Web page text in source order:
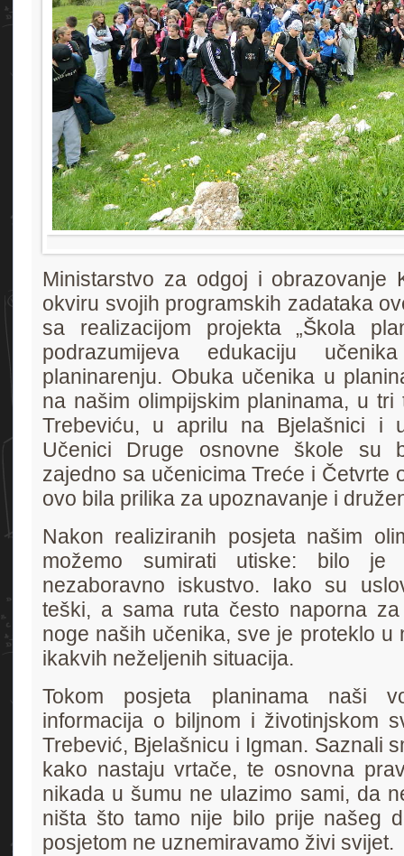
Ministarstvo za odgoj i obrazovanje
okviru svojih programskih zadataka
sa realizacijom projekta „Škola
podrazumijeva edukaciju
planinarenju. Obuka učenika u
na našim olimpijskim planinama, u
Trebeviću, u aprilu na Bjelašnici i
Učenici Druge osnovne škole su
zajedno sa učenicima Treće i Četvrte
ovo bila prilika za upoznavanje i
Nakon realiziranih posjeta našim
možemo sumirati utiske: bilo
nezaboravno iskustvo. Iako su
teški, a sama ruta često naporna
noge naših učenika, sve je proteklo u
ikakvih neželjenih situacija.
Tokom posjeta planinama naši
informacija o biljnom i životinjskom
Trebević, Bjelašnicu i Igman. Saznali
kako nastaju vrtače, te osnovna
nikada u šumu ne ulazimo sami, da
ništa što tamo nije bilo prije našeg
posjetom ne uznemiravamo živi svijet.